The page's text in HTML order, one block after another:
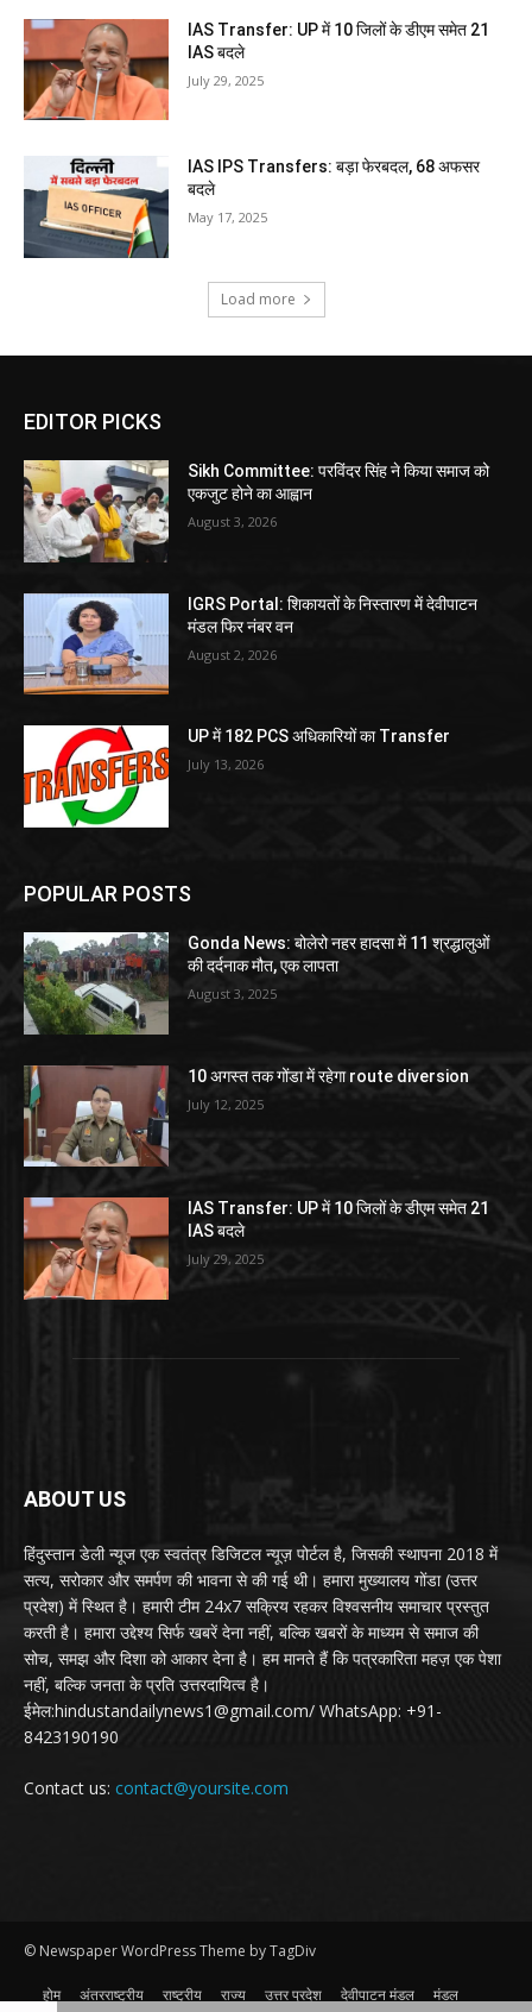
IAS Transfer: UP में 10 जिलों के डीएम समेत 21
IAS बदले
July 29, 2025
IAS IPS Transfers: बड़ा फेरबदल, 68 अफसर
बदले
May 17, 2025
Load more
EDITOR PICKS
Sikh Committee: परविंदर सिंह ने किया समाज को
एकजुट होने का आह्वान
August 3, 2026
IGRS Portal: शिकायतों के निस्तारण में देवीपाटन
मंडल फिर नंबर वन
August 2, 2026
UP में 182 PCS अधिकारियों का Transfer
July 13, 2026
POPULAR POSTS
Gonda News: बोलेरो नहर हादसा में 11 श्रद्धालुओं
की दर्दनाक मौत, एक लापता
August 3, 2025
10 अगस्त तक गोंडा में रहेगा route diversion
July 12, 2025
IAS Transfer: UP में 10 जिलों के डीएम समेत 21
IAS बदले
July 29, 2025
ABOUT US
हिंदुस्तान डेली न्यूज एक स्वतंत्र डिजिटल न्यूज़ पोर्टल है, जिसकी स्थापना 2018 में
सत्य, सरोकार और समर्पण की भावना से की गई थी। हमारा मुख्यालय गोंडा (उत्तर
प्रदेश) में स्थित है। हमारी टीम 24x7 सक्रिय रहकर विश्वसनीय समाचार प्रस्तुत
करती है। हमारा उद्देश्य सिर्फ खबरें देना नहीं, बल्कि खबरों के माध्यम से समाज की
सोच, समझ और दिशा को आकार देना है। हम मानते हैं कि पत्रकारिता महज़ एक पेशा
नहीं, बल्कि जनता के प्रति उत्तरदायित्व है।
ईमेल:hindustandailynews1@gmail.com/ WhatsApp: +91-
8423190190
Contact us: contact@yoursite.com
© Newspaper WordPress Theme by TagDiv
होम अंतरराष्ट्रीय राष्ट्रीय राज्य उत्तर प्रदेश देवीपाटन मंडल
मंडल